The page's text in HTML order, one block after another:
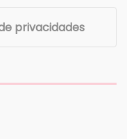
privacidades